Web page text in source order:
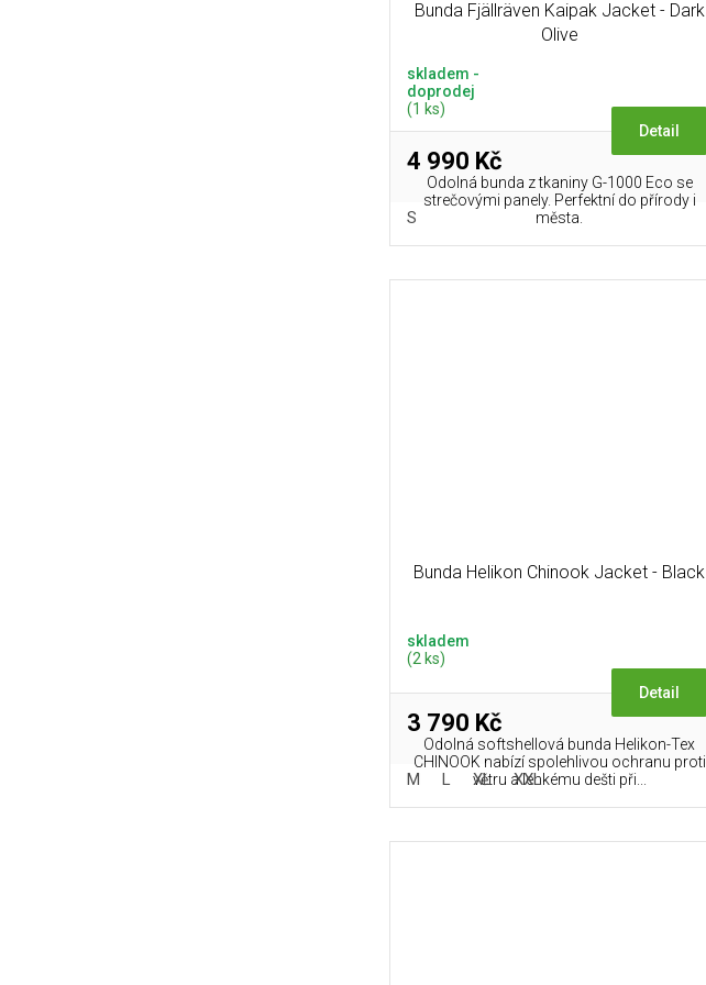
Bunda Fjällräven Kaipak Jacket - Dark
Olive
skladem -
doprodej
(1 ks)
4 990 Kč
Detail
Odolná bunda z tkaniny G-1000 Eco se
strečovými panely. Perfektní do přírody i
města.
S
Bunda Helikon Chinook Jacket - Black
skladem
(2 ks)
3 790 Kč
Detail
Odolná softshellová bunda Helikon-Tex
CHINOOK nabízí spolehlivou ochranu proti
větru a lehkému dešti při...
M L XL XXL